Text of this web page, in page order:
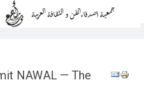
NAWAL — The